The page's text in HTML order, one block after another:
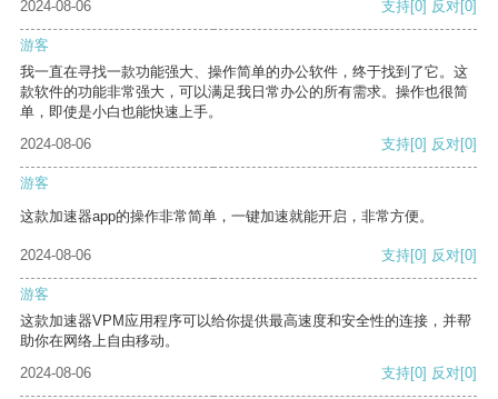
2024-08-06
支持[0] 反对[0]
游客
我一直在寻找一款功能强大、操作简单的办公软件，终于找到了它。这
款软件的功能非常强大，可以满足我日常办公的所有需求。操作也很简
单，即使是小白也能快速上手。
2024-08-06
支持[0] 反对[0]
游客
这款加速器app的操作非常简单，一键加速就能开启，非常方便。
2024-08-06 支持[0] 反对[0]
游客
这款加速器VPM应用程序可以给你提供最高速度和安全性的连接，并帮
助你在网络上自由移动。
2024-08-06
支持[0] 反对[0]